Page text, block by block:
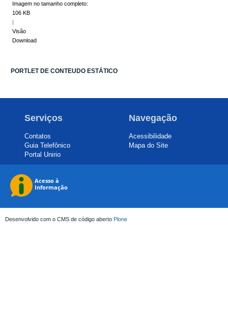
Imagem no tamanho completo:
106 KB
|
Visão
Download
PORTLET DE CONTEUDO ESTÁTICO
Serviços
Contatos
Guia Telefônico
Portal Unirio
Navegação
Acessibilidade
Mapa do Site
Desenvolvido com o CMS de código aberto Plone